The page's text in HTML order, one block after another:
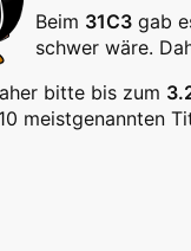
Beim 31C3 gab
schwer wäre.
bitte bis zum
meistgenannten